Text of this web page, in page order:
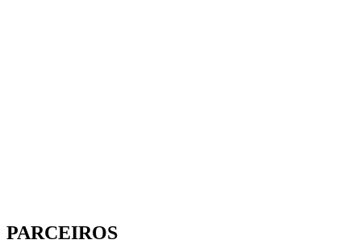
PARCEIROS